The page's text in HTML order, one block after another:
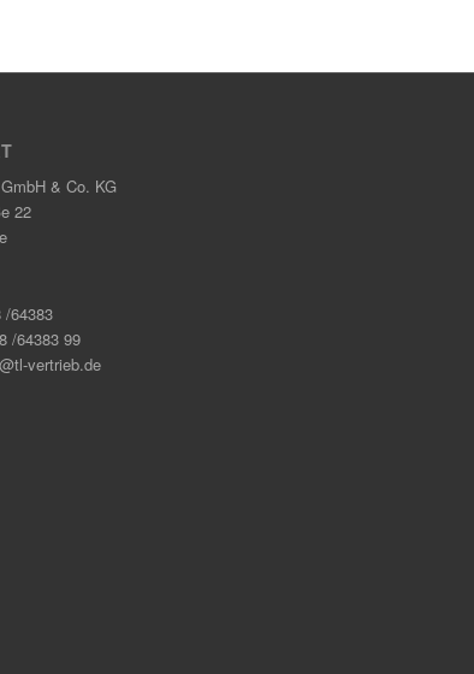
& Co. KG
22
/64383
/64383 99
vertrieb.de